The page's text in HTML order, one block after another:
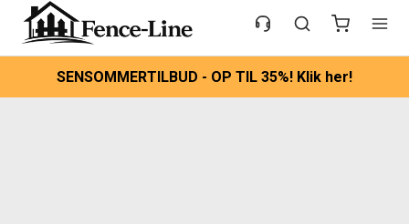
SENSOMMERTILBUD - OP TIL 35%! Klik her!